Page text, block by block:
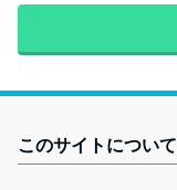
このサイトについて